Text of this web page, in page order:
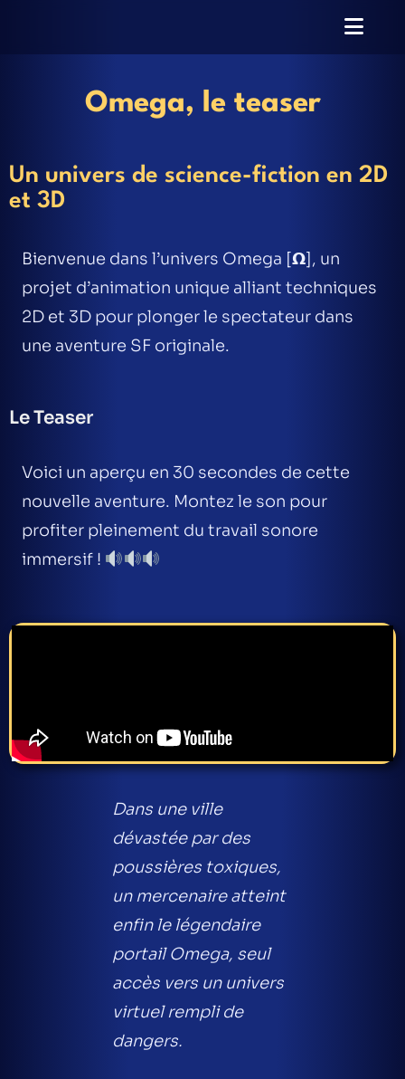
Omega, le teaser
Un univers de science-fiction en 2D
et 3D
Bienvenue dans l’univers Omega [𝝮], un
projet d’animation unique alliant techniques
2D et 3D pour plonger le spectateur dans
une aventure SF originale.
Le Teaser
Voici un aperçu en 30 secondes de cette
nouvelle aventure. Montez le son pour
profiter pleinement du travail sonore
immersif !
Dans une ville
dévastée par des
poussières toxiques,
un mercenaire atteint
enfin le légendaire
portail Omega, seul
accès vers un univers
virtuel rempli de
dangers.